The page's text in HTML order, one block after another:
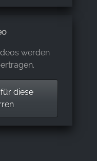
werden
diese